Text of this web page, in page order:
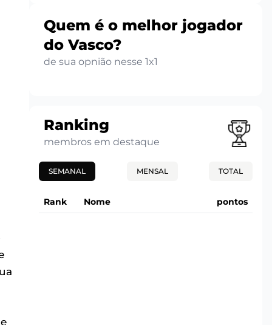
Quem é o melhor jogador
do Vasco?
de sua opnião nesse 1x1
Ranking
membros em destaque
SEMANAL MENSAL TOTAL
Rank Nome pontos